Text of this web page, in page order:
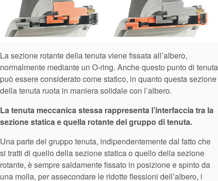
Accademia
La sezione rotante della tenuta viene fissata all’albero,
normalmente mediante un O-ring. Anche questo punto di tenuta
può essere considerato come statico, in quanto questa sezione
della tenuta ruota in maniera solidale con l’albero.
La tenuta meccanica stessa rappresenta l’interfaccia tra la
sezione statica e quella rotante del gruppo di tenuta.
Una parte del gruppo tenuta, indipendentemente dal fatto che
si tratti di quello della sezione statica o quello della sezione
rotante, è sempre saldamente fissato in posizione e spinto da
una molla, per assecondare le ridotte flessioni dell’albero, i